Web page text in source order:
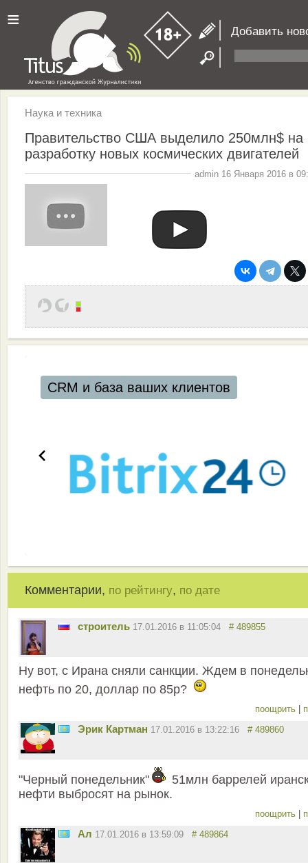
≡ Добавить
Наука и техника
Правительство США выделило 250млн$ на
разработку новых космических двигателей
admin 16 Января 2016 в
CRM и база ваших клиентов
Комментарии, по рейтингу, по дате
строитель 17.01.2016 в 11:05:04 # 489855
Ну вот, с Ирана сняли санкции. Ждем в
нефть по 20, доллар по 85р?
поощрить
Эрик Картман 17.01.2016 в 13:22:16 # 489860
"Черный понедельник"
51млн баррелей
нефти выбросят на рынок.
поощрить
Ал 17.01.2016 в 13:59:09 # 489864